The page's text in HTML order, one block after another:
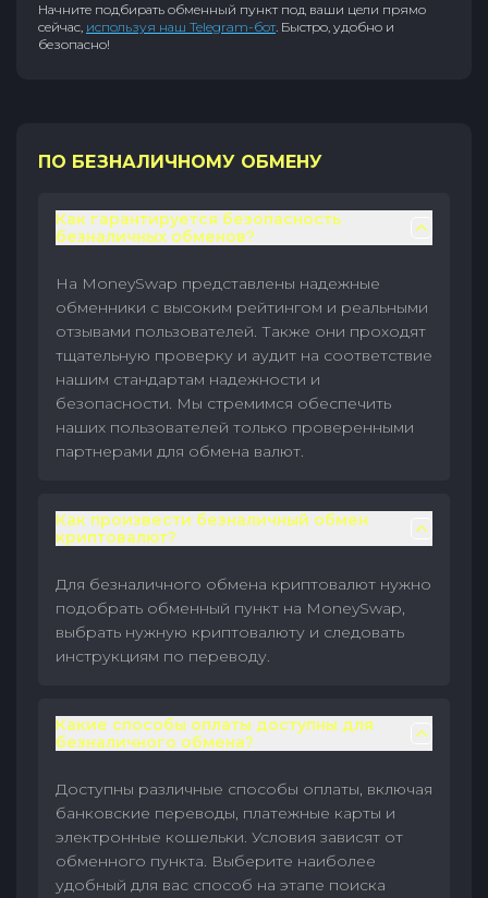
Начните подбирать обменный пункт под ваши цели прямо
сейчас, используя наш Telegram-бот. Быстро, удобно и
безопасно!
ПО БЕЗНАЛИЧНОМУ ОБМЕНУ
Как гарантируется безопасность
безналичных обменов?
На MoneySwap представлены надежные
обменники с высоким рейтингом и реальными
отзывами пользователей. Также они проходят
тщательную проверку и аудит на соответствие
нашим стандартам надежности и
безопасности. Мы стремимся обеспечить
наших пользователей только проверенными
партнерами для обмена валют.
Как произвести безналичный обмен
криптовалют?
Для безналичного обмена криптовалют нужно
подобрать обменный пункт на MoneySwap,
выбрать нужную криптовалюту и следовать
инструкциям по переводу.
Какие способы оплаты доступны для
безналичного обмена?
Доступны различные способы оплаты, включая
банковские переводы, платежные карты и
электронные кошельки. Условия зависят от
обменного пункта. Выберите наиболее
удобный для вас способ на этапе поиска